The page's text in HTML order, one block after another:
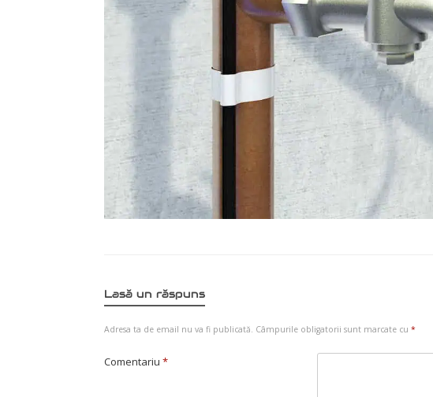
Lasă un răspuns
Adresa ta de email nu va fi publicată. Câmpurile obligatorii sunt marcate cu *
Comentariu *